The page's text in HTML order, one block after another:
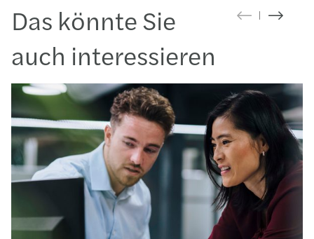
Das könnte Sie
auch interessieren